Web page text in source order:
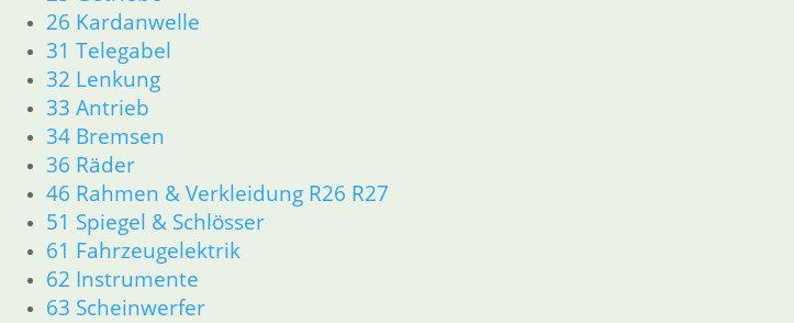
26 Kardanwelle
31 Telegabel
32 Lenkung
33 Antrieb
34 Bremsen
36 Räder
46 Rahmen & Verkleidung R26 R27
51 Spiegel & Schlösser
61 Fahrzeugelektrik
62 Instrumente
63 Scheinwerfer
inkl. MwSt.
In den Warenkorb
Schraube
1,90 €
Artikelnummer: 1338680
inkl. MwSt.
zzgl.Versandkosten
In den Warenkorb